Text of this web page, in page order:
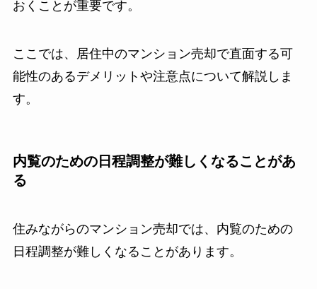
おくことが重要です。
ここでは、居住中のマンション売却で直面する可
能性のあるデメリットや注意点について解説しま
す。
内覧のための日程調整が難しくなることがあ
る
住みながらのマンション売却では、内覧のための
日程調整が難しくなることがあります。